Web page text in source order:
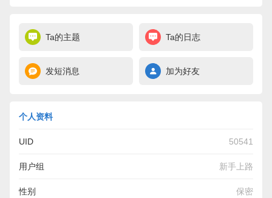
Ta的主题 Ta的日志
发短消息 加为好友
个人资料
UID 50541
用户组 新手上路
性别 保密